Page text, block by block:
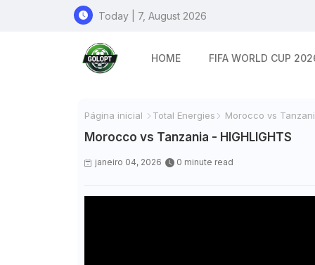
Today | 7, August 2026
HOME FIFA WORLD CUP
Página inicial Total Energies Morocco vs
Morocco vs Tanzania - HIGHLIGHTS
janeiro 04, 2026 0 minute read